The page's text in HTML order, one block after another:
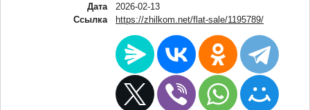
Дата
2026-02-13
Ссылка
https://zhilkom.net/flat-sale/1195789/